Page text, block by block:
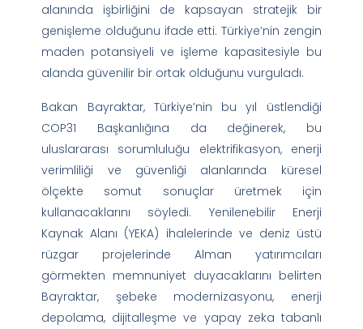
alanında işbirliğini de kapsayan stratejik bir
genişleme olduğunu ifade etti. Türkiye’nin zengin
maden potansiyeli ve işleme kapasitesiyle bu
alanda güvenilir bir ortak olduğunu vurguladı.
Bakan Bayraktar, Türkiye’nin bu yıl üstlendiği
COP31 Başkanlığına da değinerek, bu
uluslararası sorumluluğu elektrifikasyon, enerji
verimliliği ve güvenliği alanlarında küresel
ölçekte somut sonuçlar üretmek için
kullanacaklarını söyledi. Yenilenebilir Enerji
Kaynak Alanı (YEKA) ihalelerinde ve deniz üstü
rüzgar projelerinde Alman yatırımcıları
görmekten memnuniyet duyacaklarını belirten
Bayraktar, şebeke modernizasyonu, enerji
depolama, dijitalleşme ve yapay zeka tabanlı